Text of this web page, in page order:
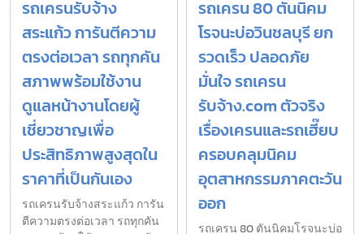
รถเครนรับจ้าง
สระแก้ว การันตีความ
ตรงต่อเวลา รถทุกคัน
สภาพพร้อมใช้งาน
ดูแลหน้างานโดยผู้
เชี่ยวชาญเพื่อ
ประสิทธิภาพสูงสุดใน
ราคาที่เป็นกันเอง
รถเครนรับจ้างสระแก้ว การัน
ตีความตรงต่อเวลา รถทุกคัน
รถเครน 80 ตันนิคม
โรจนะบ่อวินชลบุรี ยก
รวดเร็ว ปลอดภัย
มั่นใจ รถเครน
รับจ้าง.com ตัวจริง
เรื่องเครนและรถเฮี๊ยบ
ครอบคลุมนิคม
อุตสาหกรรมภาคตะวัน
ออก
รถเครน 80 ตันนิคมโรจนะบ่อ